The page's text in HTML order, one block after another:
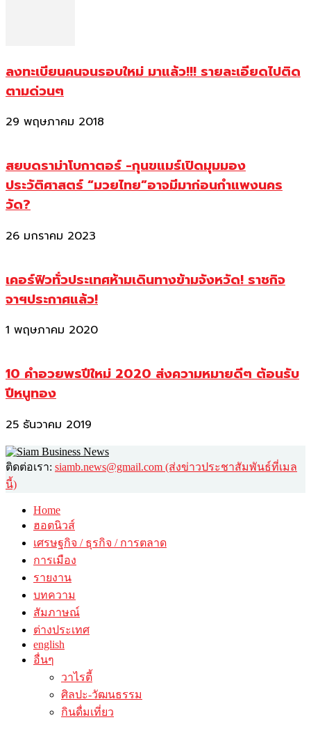
ลงทะเบียนคนจนรอบใหม่ มาแล้ว!!! รายละเอียดไปติด
ตามด่วนๆ
29 พฤษภาคม 2018
สยบดราม่าโบกาตอร์ -กุนขแมร์เปิดมุมมอง
ประวัติศาสตร์ “มวยไทย”อาจมีมาก่อนกำแพงนคร
วัด?
26 มกราคม 2023
เคอร์ฟิวทั่วประเทศห้ามเดินทางข้ามจังหวัด! ราชกิจ
จาฯประกาศแล้ว!
1 พฤษภาคม 2020
10 คำอวยพรปีใหม่ 2020 ส่งความหมายดีๆ ต้อนรับ
ปีหนูทอง
25 ธันวาคม 2019
ติดต่อเรา: siamb.news@gmail.com (ส่งข่าวประชาสัมพันธ์ที่เมล
นี้)
Home
ฮอตนิวส์
เศรษฐกิจ / ธุรกิจ / การตลาด
การเมือง
รายงาน
บทความ
สัมภาษณ์
ต่างประเทศ
english
อื่นๆ
วาไรตี้
ศิลปะ-วัฒนธรรม
กินดื่มเที่ยว